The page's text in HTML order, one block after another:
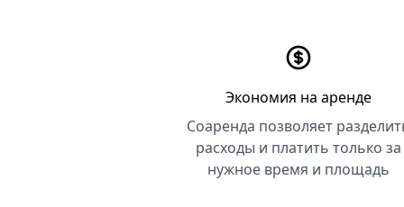
Экономия на аренде
Соаренда позволяет
расходы и платить только за
нужное время и площадь